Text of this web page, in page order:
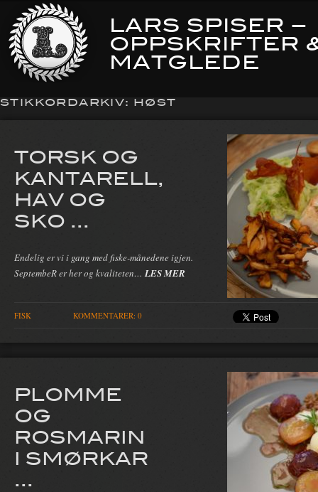
LARS SPISER –
OPPSKRIFTER
MATGLEDE
STIKKORDARKIV: HØST
TORSK OG
KANTARELL,
HAV OG
SKO ...
Endelig er vi i gang med fiske-månedene igjen.
SeptembeR er her og kvaliteten… LES MER
FISK KOMMENTARER: 0
PLOMME
OG
ROSMARIN
I SMØRKAR
...